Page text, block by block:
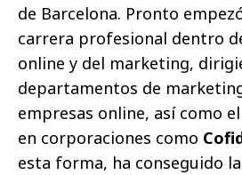
de Barcelona. Pronto
carrera profesional dentro
online y del marketing,
departamentos de
empresas online, así como
en corporaciones como
esta forma, ha conseguido